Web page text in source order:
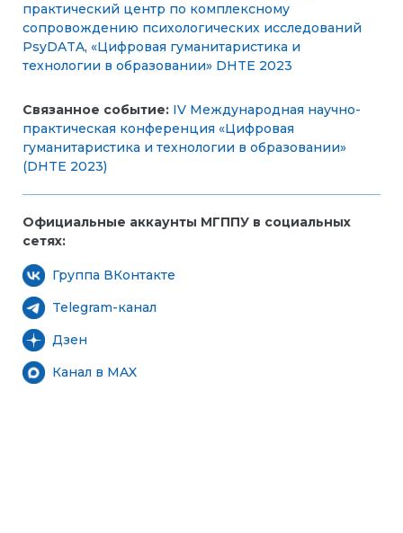
практический центр по комплексному
сопровождению психологических исследований
PsyDATA, «Цифровая гуманитаристика и
технологии в образовании» DHTE 2023
Связанное событие: IV Международная научно-
практическая конференция «Цифровая
гуманитаристика и технологии в образовании»
(DHTE 2023)
Официальные аккаунты МГППУ в социальных
сетях:
Группа ВКонтакте
Telegram-канал
Дзен
Канал в MAX